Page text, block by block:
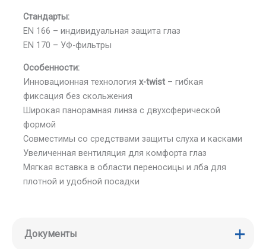
Стандарты:
EN 166 – индивидуальная защита глаз
EN 170 – УФ-фильтры
Особенности:
Инновационная технология x-twist– гибкая
фиксация без скольжения
Широкая панорамная линза с двухсферической
формой
Совместимы со средствами защиты слуха и касками
Увеличенная вентиляция для комфорта глаз
Мягкая вставка в области переносицы и лба для
плотной и удобной посадки
Документы